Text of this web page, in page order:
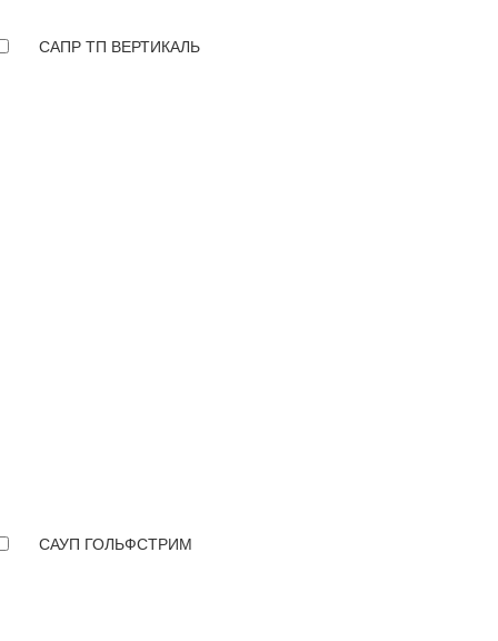
САПР ТП ВЕРТИКАЛЬ
САУП ГОЛЬФСТРИМ